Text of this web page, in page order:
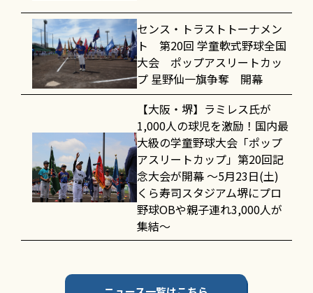
センス・トラストトーナメン
ト 第20回 学童軟式野球全国
大会 ポップアスリートカッ
プ 星野仙一旗争奪 開幕
【大阪・堺】ラミレス氏が
1,000人の球児を激励！国内最
大級の学童野球大会「ポップ
アスリートカップ」第20回記
念大会が開幕 〜5月23日(土)
くら寿司スタジアム堺にプロ
野球OBや親子連れ3,000人が
集結〜